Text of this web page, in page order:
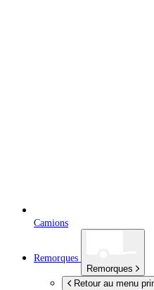
Camions
Remorques
Remorques
Retour au menu